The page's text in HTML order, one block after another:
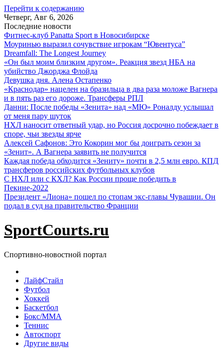
Перейти к содержанию
Четверг, Авг 6, 2026
Последние новости
Фитнес-клуб Panatta Sport в Новосибирске
Моуринью выразил сочувствие игрокам “Ювентуса”
Dreamfall: The Longest Journey
«Он был моим близким другом». Реакция звезд НБА на
убийство Джорджа Флойда
Девушка дня. Алена Остапенко
«Краснодар» нацелен на бразильца в два раза моложе Вагнера
и в пять раз его дороже. Трансферы РПЛ
Данни: После победы «Зенита» над «МЮ» Роналду услышал
от меня пару шуток
НХЛ наносит ответный удар, но Россия досрочно побеждает в
споре, чьи звезды ярче
Алексей Сафонов: Это Кокорин мог бы доиграть сезон за
«Зенит». А Вагнера заявить не получится
Каждая победа обходится «Зениту» почти в 2,5 млн евро. КПД
трансферов российских футбольных клубов
С НХЛ или с КХЛ? Как России проще победить в
Пекине-2022
Президент «Лиона» пошел по стопам экс-главы Чувашии. Он
подал в суд на правительство Франции
SportCourts.ru
Спортивно-новостной портал
ЛайфСтайл
Футбол
Хоккей
Баскетбол
Бокс/MMA
Теннис
Автоспорт
Другие виды